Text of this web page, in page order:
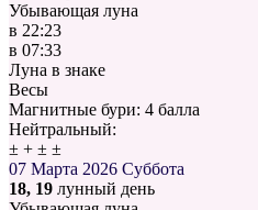
Убывающая луна
в 22:23
в 07:33
Луна в знаке
Весы
Магнитные бури: 4 балла
Нейтральный:
± + ± ±
07 Марта 2026 Суббота
18, 19 лунный день